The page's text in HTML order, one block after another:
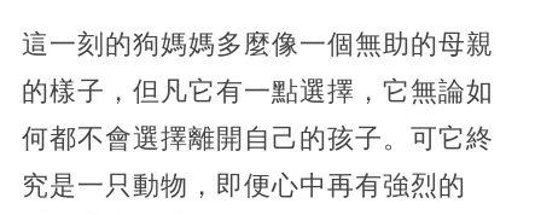
這一刻的狗媽媽多麼像一個無助的母親
的樣子，但凡它有一點選擇，它無論如
何都不會選擇離開自己的孩子。可它終
究是一只動物，即便心中再有強烈的